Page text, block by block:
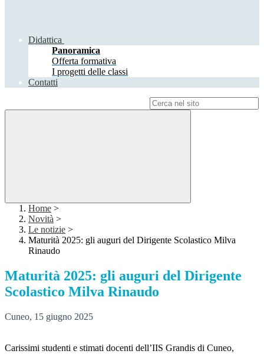
Didattica
Panoramica
Offerta formativa
I progetti delle classi
Contatti
Home >
Novità >
Le notizie >
Maturità 2025: gli auguri del Dirigente Scolastico Milva
Rinaudo
Maturità 2025: gli auguri del Dirigente
Scolastico Milva Rinaudo
Cuneo, 15 giugno 2025
Carissimi studenti e stimati docenti dell’IIS Grandis di Cuneo,